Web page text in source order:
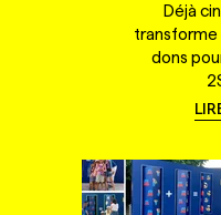
Déjà
transforme
dons